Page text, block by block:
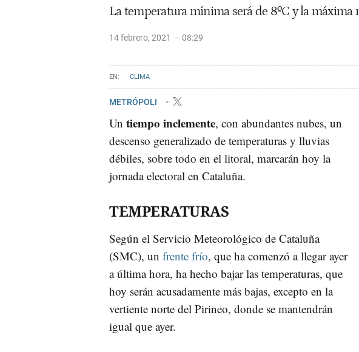
La temperatura mínima será de 8ºC y la máxima
14 febrero, 2021 08:29
CLIMA
METRÓPOLI
Un tiempo inclemente, con abundantes nubes, un
descenso generalizado de temperaturas y lluvias
débiles, sobre todo en el litoral, marcarán hoy la
jornada electoral en Cataluña.
TEMPERATURAS
Según el Servicio Meteorológico de Cataluña
(SMC), un frente frío, que ha comenzó a llegar ayer
a última hora, ha hecho bajar las temperaturas, que
hoy serán acusadamente más bajas, excepto en la
vertiente norte del Pirineo, donde se mantendrán
igual que ayer.